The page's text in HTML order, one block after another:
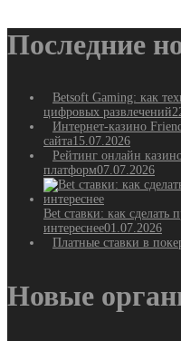
Последние
Betsoft Gaming: как
цифровых развлечений
Интернет-казино
сайта15.07.2026
Рейтинг онлайн
платформ07.07.2026
Bet ставки: как
интереснее01.07.2026
Платные ставки в
Новые